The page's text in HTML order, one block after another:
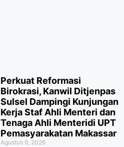
Perkuat Reformasi
Birokrasi, Kanwil Ditjenpas
Sulsel Dampingi Kunjungan
Kerja Staf Ahli Menteri dan
Tenaga Ahli Menteridi UPT
Pemasyarakatan Makassar
Agustus 9, 2026